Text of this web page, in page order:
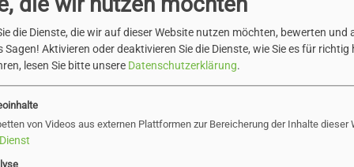
& verwalten
prüfen…
Verkehr
Baustelleneinrichtung…
die Dienste, die wir auf dieser Website nutzen möchten, bewerten und
Sagen! Aktivieren oder deaktivieren Sie die Dienste, wie Sie es für richtig
lesen Sie bitte unsere Datenschutzerklärung.
von Videos aus externen Plattformen zur Bereicherung der Inhalte dieser
Dienst